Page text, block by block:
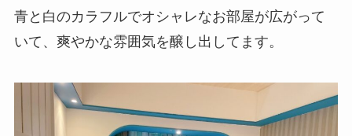
青と白のカラフルでオシャレなお部屋が広がって
いて、爽やかな雰囲気を醸し出してます。